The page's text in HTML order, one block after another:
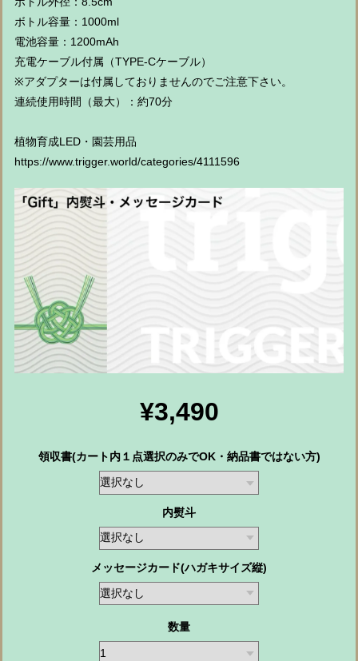
ボトル容量：1000ml
電池容量：1200mAh
充電ケーブル付属（TYPE-Cケーブル）
※アダプターは付属しておりませんのでご注意下さい。
連続使用時間（最大）：約70分
植物育成LED・園芸用品
https://www.trigger.world/categories/4111596
¥3,490
領収書(カート内１点選択のみでOK・納品書ではない方)
内熨斗
メッセージカード(ハガキサイズ縦)
数量